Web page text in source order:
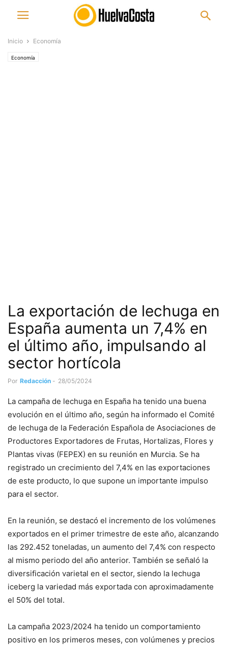
Inicio Economía
Economía
La exportación de lechuga en
España aumenta un 7,4% en
el último año, impulsando al
sector hortícola
Por Redacción - 28/05/2024
La campaña de lechuga en España ha tenido una buena
evolución en el último año, según ha informado el Comité
de lechuga de la Federación Española de Asociaciones de
Productores Exportadores de Frutas, Hortalizas, Flores y
Plantas vivas (FEPEX) en su reunión en Murcia. Se ha
registrado un crecimiento del 7,4% en las exportaciones
de este producto, lo que supone un importante impulso
para el sector.
En la reunión, se destacó el incremento de los volúmenes
exportados en el primer trimestre de este año, alcanzando
las 292.452 toneladas, un aumento del 7,4% con respecto
al mismo periodo del año anterior. También se señaló la
diversificación varietal en el sector, siendo la lechuga
iceberg la variedad más exportada con aproximadamente
el 50% del total.
La campaña 2023/2024 ha tenido un comportamiento
positivo en los primeros meses, con volúmenes y precios